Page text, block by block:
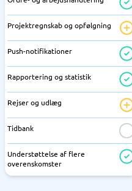
Projektregnskab og opfølgning
Push-notifikationer
Rapportering og statistik
Rejser og udlæg
Tidbank
Understøttelse af flere
overenskomster